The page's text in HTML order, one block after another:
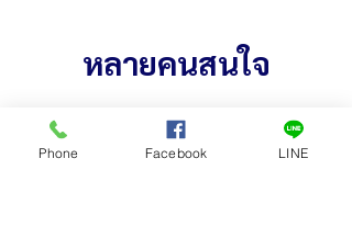
หลายคนสนใจ
Phone Facebook LINE